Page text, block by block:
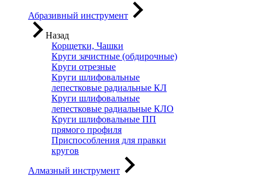
Абразивный инструмент
Назад
Корщетки, Чашки
Круги зачистные (обдирочные)
Круги отрезные
Круги шлифовальные
лепестковые радиальные КЛ
Круги шлифовальные
лепестковые радиальные КЛО
Круги шлифовальные ПП
прямого профиля
Приспособления для правки
кругов
Алмазный инструмент